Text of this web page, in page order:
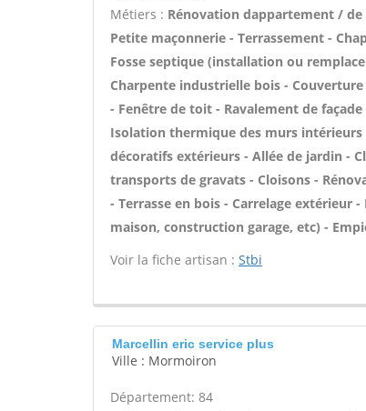
Métiers : Rénovation dappartement /
Petite maçonnerie - Terrassement -
Fosse septique (installation ou
Charpente industrielle bois -
- Fenêtre de toit - Ravalement de
Isolation thermique des murs intérieurs
décoratifs extérieurs - Allée de jardin -
transports de gravats - Cloisons -
- Terrasse en bois - Carrelage extérieur
maison, construction garage, etc) -
Voir la fiche artisan : Stbi
Marcellin eric service plus
Ville : Mormoiron
Département: 84